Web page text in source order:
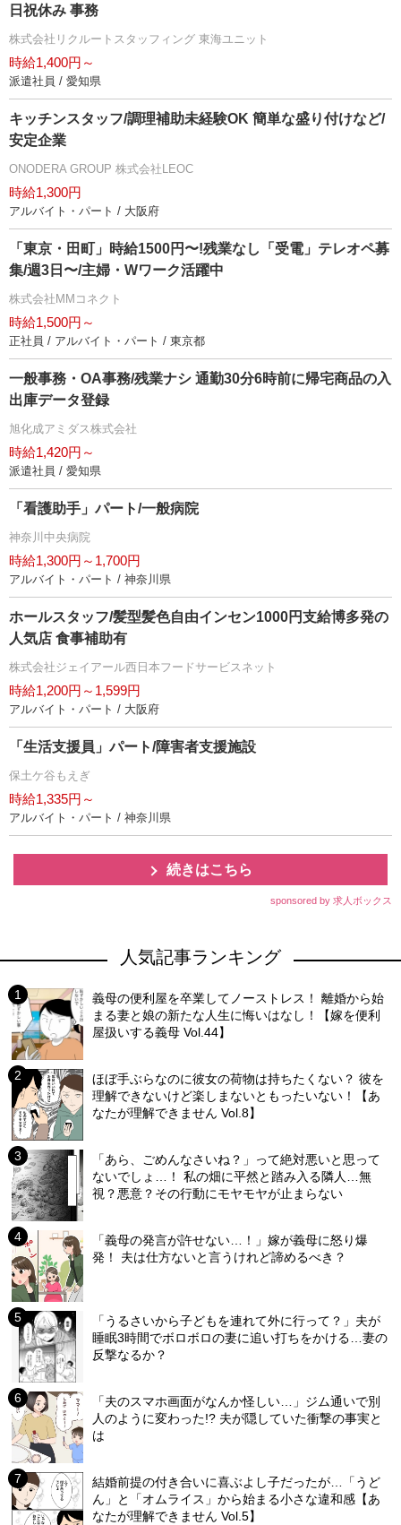
日祝休み 事務
株式会社リクルートスタッフィング 東海ユニット
時給1,400円～
派遣社員 / 愛知県
キッチンスタッフ/調理補助未経験OK 簡単な盛り付けなど/
安定企業
ONODERA GROUP 株式会社LEOC
時給1,300円
アルバイト・パート / 大阪府
「東京・田町」時給1500円〜!残業なし「受電」テレオペ募
集/週3日〜/主婦・Wワーク活躍中
株式会社MMコネクト
時給1,500円～
正社員 / アルバイト・パート / 東京都
一般事務・OA事務/残業ナシ 通勤30分6時前に帰宅商品の入
出庫データ登録
旭化成アミダス株式会社
時給1,420円～
派遣社員 / 愛知県
「看護助手」パート/一般病院
神奈川中央病院
時給1,300円～1,700円
アルバイト・パート / 神奈川県
ホールスタッフ/髪型髪色自由インセン1000円支給博多発の
人気店 食事補助有
株式会社ジェイアール西日本フードサービスネット
時給1,200円～1,599円
アルバイト・パート / 大阪府
「生活支援員」パート/障害者支援施設
保土ケ谷もえぎ
時給1,335円～
アルバイト・パート / 神奈川県
続きはこちら
sponsored by 求人ボックス
人気記事ランキング
義母の便利屋を卒業してノーストレス！ 離婚から始
まる妻と娘の新たな人生に悔いはなし！【嫁を便利
屋扱いする義母 Vol.44】
ほぼ手ぶらなのに彼女の荷物は持ちたくない？ 彼を
理解できないけど楽しまないともったいない！【あ
なたが理解できません Vol.8】
「あら、ごめんなさいね？」って絶対悪いと思って
ないでしょ…！ 私の畑に平然と踏み入る隣人…無
視？悪意？その行動にモヤモヤが止まらない
「義母の発言が許せない…！」嫁が義母に怒り爆
発！ 夫は仕方ないと言うけれど諦めるべき？
「うるさいから子どもを連れて外に行って？」夫が
睡眠3時間でボロボロの妻に追い打ちをかける…妻の
反撃なるか？
「夫のスマホ画面がなんか怪しい…」ジム通いで別
人のように変わった!? 夫が隠していた衝撃の事実と
は
結婚前提の付き合いに喜ぶよし子だったが…「うど
ん」と「オムライス」から始まる小さな違和感【あ
なたが理解できません Vol.5】